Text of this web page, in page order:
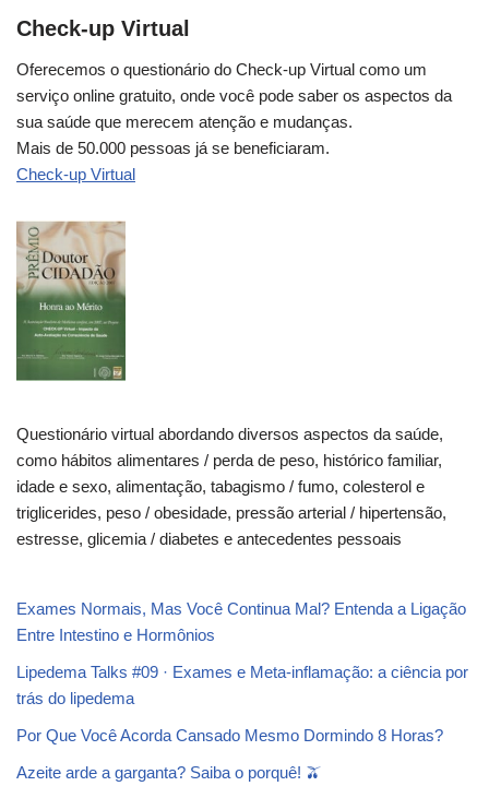
Check-up Virtual
Oferecemos o questionário do Check-up Virtual como um
serviço online gratuito, onde você pode saber os aspectos da
sua saúde que merecem atenção e mudanças.
Mais de 50.000 pessoas já se beneficiaram.
Check-up Virtual
Questionário virtual abordando diversos aspectos da saúde,
como hábitos alimentares / perda de peso, histórico familiar,
idade e sexo, alimentação, tabagismo / fumo, colesterol e
triglicerides, peso / obesidade, pressão arterial / hipertensão,
estresse, glicemia / diabetes e antecedentes pessoais
Exames Normais, Mas Você Continua Mal? Entenda a Ligação
Entre Intestino e Hormônios
Lipedema Talks #09 · Exames e Meta-inflamação: a ciência por
trás do lipedema
Por Que Você Acorda Cansado Mesmo Dormindo 8 Horas?
Azeite arde a garganta? Saiba o porquê! 🫒